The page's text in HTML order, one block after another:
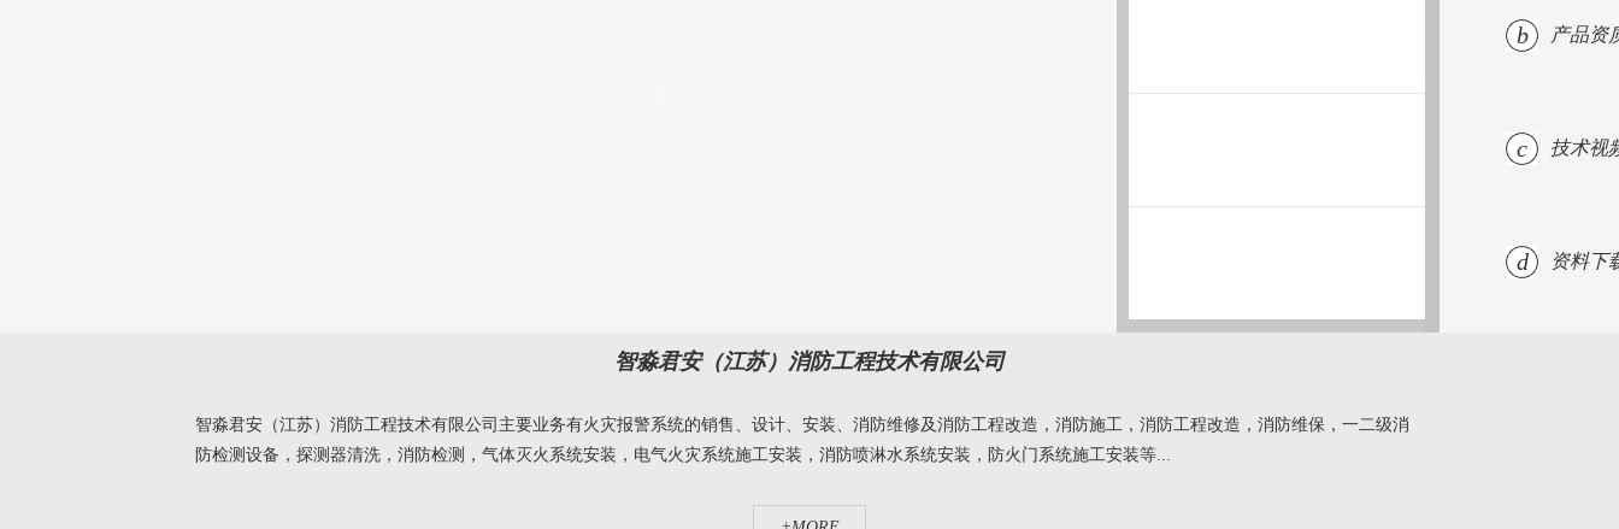
b 产品资
c 技术视
d 资料下
智淼君安（江苏）消防工程技术有限公司
智淼君安（江苏）消防工程技术有限公司主要业务有火灾报警系统的销售、设计、安装、消防维修及消防工程改造，消防施工，消防工程改造，消防维保，一二级消
防检测设备，探测器清洗，消防检测，气体灭火系统安装，电气火灾系统施工安装，消防喷淋水系统安装，防火门系统施工安装等...